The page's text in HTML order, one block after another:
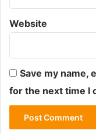
Website
Save my name,
for the next time I